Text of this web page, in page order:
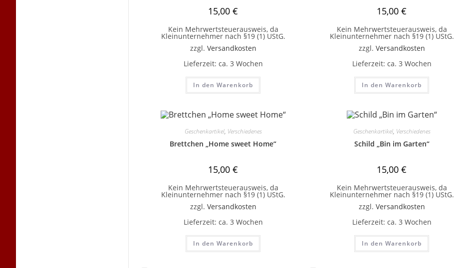
15,00€
Kein Mehrwertsteuerausweis, da
Kleinunternehmer nach §19 (1) UStG.
zzgl. Versandkosten
Lieferzeit: ca. 3 Wochen
In den Warenkorb
15,00€
Kein Mehrwertsteuerausweis, da
Kleinunternehmer nach §19 (1) UStG.
zzgl. Versandkosten
Lieferzeit: ca. 3 Wochen
In den Warenkorb
Geschenkartikel, Verschiedenes
Brettchen „Home sweet Home“
15,00€
Kein Mehrwertsteuerausweis, da
Kleinunternehmer nach §19 (1) UStG.
zzgl. Versandkosten
Lieferzeit: ca. 3 Wochen
In den Warenkorb
Geschenkartikel, Verschiedenes
Schild „Bin im Garten“
15,00€
Kein Mehrwertsteuerausweis, da
Kleinunternehmer nach §19 (1) UStG.
zzgl. Versandkosten
Lieferzeit: ca. 3 Wochen
In den Warenkorb